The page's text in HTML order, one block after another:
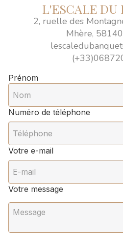
L'ESCALE DU
2, ruelle des
Mhère,
Prénom
Numéro de téléphone
Votre e-mail
Votre message